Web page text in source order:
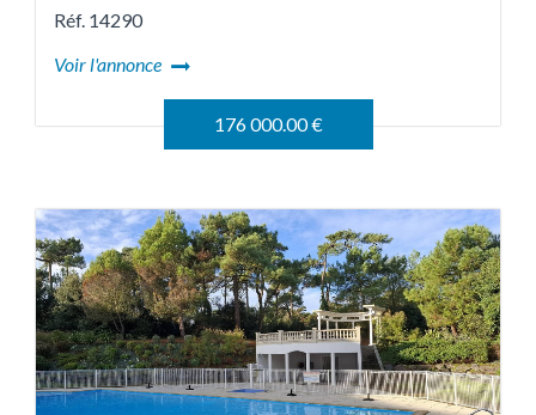
Réf. 14290
Voir l'annonce
176 000.00 €